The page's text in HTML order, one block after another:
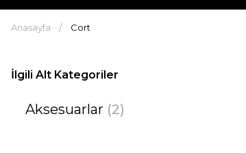
Anasayfa Cort
İlgili Alt Kategoriler
Aksesuarlar (2)